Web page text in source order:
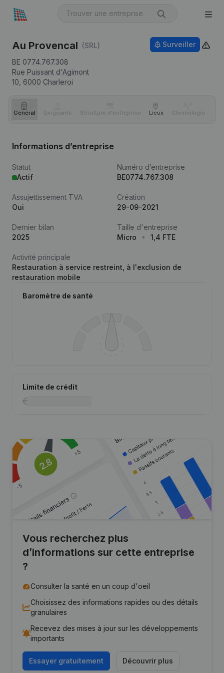
Au Provencal (SRL)
BE 0774.767.308
Rue Puissant d'Agimont
10, 6000 Charleroi
Surveiller
Général Dirigeants Structure d'entreprise Lieux Chronologie
Informations d’entreprise
Statut
Actif
Numéro d’entreprise
BE0774.767.308
Assujettissement TVA
Oui
Création
29-09-2021
Dernier bilan
2025
Taille d'entreprise
Micro
1,4 FTE
Activité principale
Restauration à service restreint, à l'exclusion de
restauration mobile
Baromètre de santé
Limite de crédit
Vous recherchez plus
d’informations sur cette entreprise
?
Consulter la santé en un coup d'oeil
Choisissez des informations rapides ou des détails
granulaires
Recevez des mises à jour sur les développements
importants
Essayer gratuitement Découvrir plus